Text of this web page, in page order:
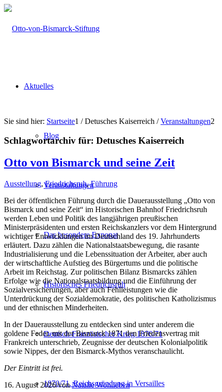
Aktuelles
Blog
Veranstaltungen
Das besondere Exponat
Historisches Friedrichsruh
Deutsch-Französischer Krieg 1870/71
1870/71. Reichsgründung in Versailles
Sie sind hier: Startseite1 / Detusches Kaiserreich / Veranstaltungen2
Schlagwortarchiv für: Detusches Kaiserreich
Otto von Bismarck und seine Zeit
Ausstellung,Friedrichsruh,Führung
Bei der öffentlichen Führung durch die Dauerausstellung „Otto von
Bismarck und seine Zeit“ im Historischen Bahnhof Friedrichsruh
werden Leben und Politik des langjährigen preußischen
Ministerpräsidenten und ersten Reichskanzlers vor dem Hintergrund
wichtiger Entwicklungen im Deutschland des 19. Jahrhunderts
erläutert. Dazu zählen die Nationalstaatsbewegung, die rasante
Industrialisierung und die Lebenssituation der Arbeiter, aber auch
der wirtschaftliche Aufstieg des Bürgertums und die politische
Arbeit im Reichstag. Zur politischen Bilanz Bismarcks zählen
Erfolge wie die Nationalstaatsbildung und die Einführung der
Sozialversicherungen, aber auch Fehlleistungen wie die
Unterdrückung der Sozialdemokratie, des politischen Katholizismus
und der ethnischen Minderheiten.
In der Dauerausstellung zu entdecken sind unter anderem die
goldene Feder, mit der Bismarck 1871 den Friedensvertrag mit
Frankreich unterschrieb, Zeugnisse der deutschen Kolonialpolitik
sowie Nippes, der den Bismarck-Mythos veranschaulicht.
Der Eintritt ist frei.
16. August 2026/vonNatalie Wohlleben